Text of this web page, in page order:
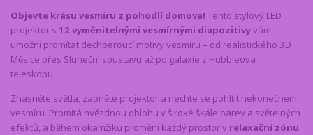
Objevte krásu vesmíru z pohodlí domova! Tento stylový LED
projektor s 12 vyměnitelnými vesmírnými diapozitivyvám
umožní promítat dechberoucí motivy vesmíru – od realistického 3D
Měsíce přes Sluneční soustavu až po galaxie z Hubbleova
teleskopu.
Zhasněte světla, zapněte projektor a nechte se pohltit nekonečnem
vesmíru. Promítá hvězdnou oblohu v široké škále barev a světelných
efektů, a během okamžiku promění každý prostor v relaxační zónu